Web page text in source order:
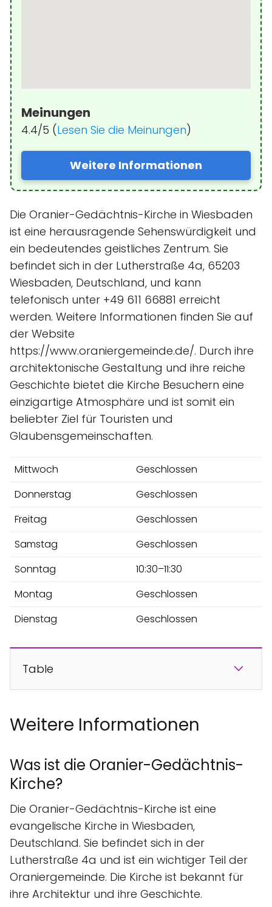
Meinungen
4.4/5 (Lesen Sie die Meinungen)
Weitere Informationen
Die Oranier-Gedächtnis-Kirche in Wiesbaden
ist eine herausragende Sehenswürdigkeit und
ein bedeutendes geistliches Zentrum. Sie
befindet sich in der Lutherstraße 4a, 65203
Wiesbaden, Deutschland, und kann
telefonisch unter +49 611 66881 erreicht
werden. Weitere Informationen finden Sie auf
der Website
https://www.oraniergemeinde.de/. Durch ihre
architektonische Gestaltung und ihre reiche
Geschichte bietet die Kirche Besuchern eine
einzigartige Atmosphäre und ist somit ein
beliebter Ziel für Touristen und
Glaubensgemeinschaften.
Mittwoch
Geschlossen
Donnerstag
Geschlossen
Freitag
Geschlossen
Samstag
Geschlossen
Sonntag
10:30–11:30
Montag
Geschlossen
Dienstag
Geschlossen
Table
Weitere Informationen
Was ist die Oranier-Gedächtnis-
Kirche?
Die Oranier-Gedächtnis-Kirche ist eine
evangelische Kirche in Wiesbaden,
Deutschland. Sie befindet sich in der
Lutherstraße 4a und ist ein wichtiger Teil der
Oraniergemeinde. Die Kirche ist bekannt für
ihre Architektur und ihre Geschichte.